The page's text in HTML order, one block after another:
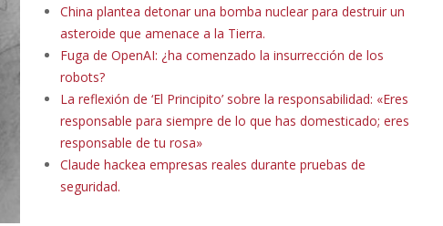
China plantea detonar una bomba nuclear para destruir un
asteroide que amenace a la Tierra.
Fuga de OpenAI: ¿ha comenzado la insurrección de los
robots?
La reflexión de ‘El Principito’ sobre la responsabilidad: «Eres
responsable para siempre de lo que has domesticado; eres
responsable de tu rosa»
Claude hackea empresas reales durante pruebas de
seguridad.